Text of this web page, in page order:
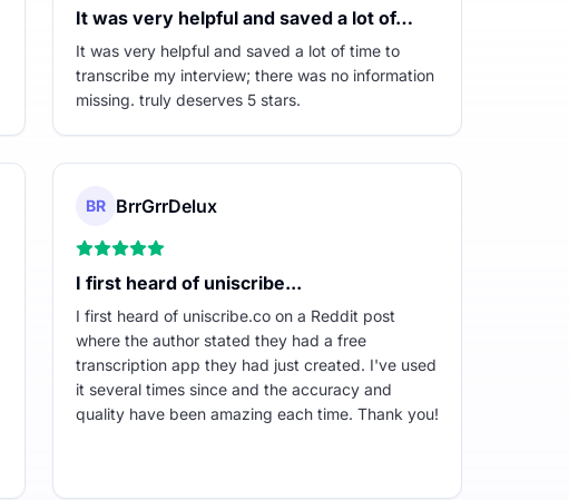
It was very helpful and saved a lot of…
It was very helpful and saved a lot of time to
transcribe my interview; there was no information
missing. truly deserves 5 stars.
BR BrrGrrDelux
I first heard of uniscribe...
I first heard of uniscribe.co on a Reddit post
where the author stated they had a free
transcription app they had just created. I've used
it several times since and the accuracy and
quality have been amazing each time. Thank you!